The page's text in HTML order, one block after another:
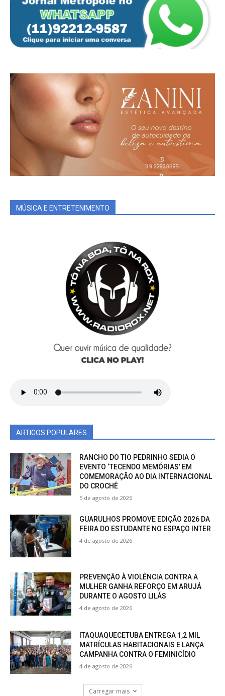
MÚSICA E ENTRETENIMENTO
ARTIGOS POPULARES
RANCHO DO TIO PEDRINHO SEDIA O
EVENTO ‘TECENDO MEMÓRIAS’ EM
COMEMORAÇÃO AO DIA INTERNACIONAL
DO CROCHÊ
5 de agosto de 2026
GUARULHOS PROMOVE EDIÇÃO 2026 DA
FEIRA DO ESTUDANTE NO ESPAÇO INTER
4 de agosto de 2026
PREVENÇÃO À VIOLÊNCIA CONTRA A
MULHER GANHA REFORÇO EM ARUJÁ
DURANTE O AGOSTO LILÁS
4 de agosto de 2026
ITAQUAQUECETUBA ENTREGA 1,2 MIL
MATRÍCULAS HABITACIONAIS E LANÇA
CAMPANHA CONTRA O FEMINICÍDIO
4 de agosto de 2026
Carregar mais